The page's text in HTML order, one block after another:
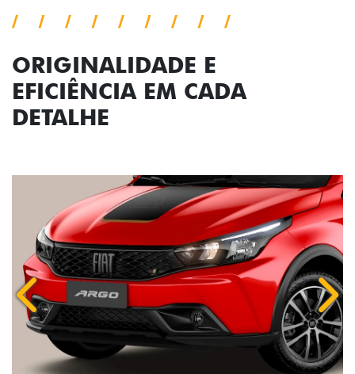
ORIGINALIDADE E
EFICIÊNCIA EM CADA
DETALHE
Anterior